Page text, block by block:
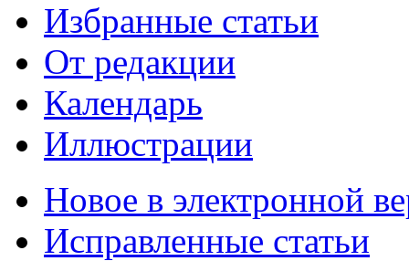
Избранные статьи
От редакции
Календарь
Иллюстрации
Новое в электронной
Исправленные статьи